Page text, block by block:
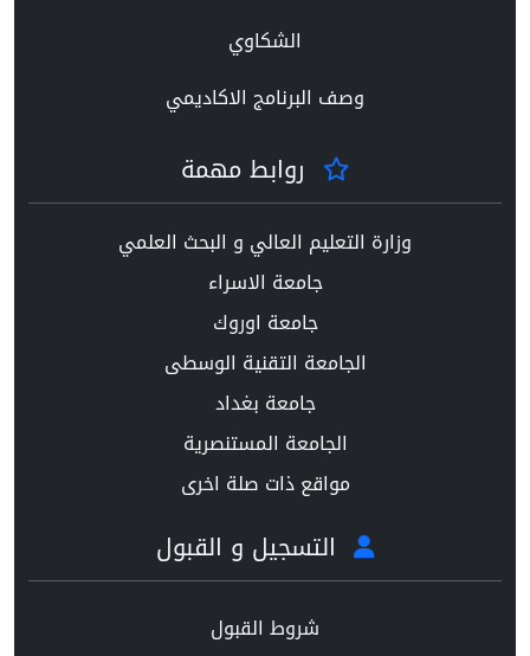
الشكاوي
وصف البرنامج الاكاديمي
روابط مهمة
وزارة التعليم العالي و البحث العلمي
جامعة الاسراء
جامعة اوروك
الجامعة التقنية الوسطى
جامعة بغداد
الجامعة المستنصرية
مواقع ذات صلة اخرى
التسجيل و القبول
شروط القبول